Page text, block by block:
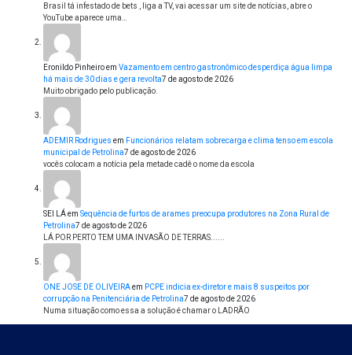
Brasil tá infestado de bets , liga a TV, vai acessar um site de notícias, abre o
YouTube aparece uma…
Eronildo Pinheiroem Vazamento em centro gastronômico desperdiça água limpa
há mais de 30 dias e gera revolta7 de agosto de 2026
Muito obrigado pelo publicação.
ADEMIR Rodrigues em Funcionários relatam sobrecarga e clima tenso em escola
municipal de Petrolina7 de agosto de 2026
vocês colocam a notícia pela metade cadê o nome da escola
SEI LÁem Sequência de furtos de arames preocupa produtores na Zona Rural de
Petrolina7 de agosto de 2026
LÁ POR PERTO TEM UMA INVASÃO DE TERRAS......
ONE JOSE DE OLIVEIRAem PCPE indicia ex-diretor e mais 8 suspeitos por
corrupção na Penitenciária de Petrolina7 de agosto de 2026
Numa situação como essa a solução é chamar o LADRÃO